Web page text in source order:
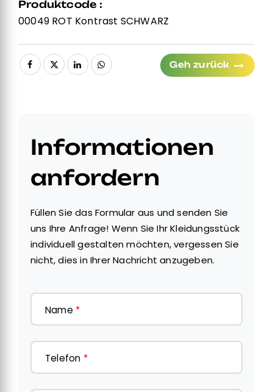
Produktcode :
00049 ROT Kontrast SCHWARZ
Geh zurück
Informationen
anfordern
Füllen Sie das Formular aus und senden Sie
uns Ihre Anfrage! Wenn Sie Ihr Kleidungsstück
individuell gestalten möchten, vergessen Sie
nicht, dies in Ihrer Nachricht anzugeben.
Name *
Telefon *